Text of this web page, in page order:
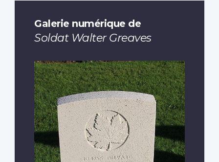
Galerie numérique de
Soldat Walter Greaves